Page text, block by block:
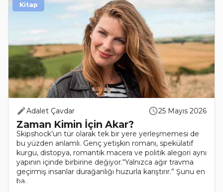
Adalet Çavdar 25 Mayıs 2026
Zaman Kimin İçin Akar?
Skipshock’un tür olarak tek bir yere yerleşmemesi de
bu yüzden anlamlı. Genç yetişkin romanı, spekülatif
kurgu, distopya, romantik macera ve politik alegori aynı
yapının içinde birbirine değiyor.“Yalnızca ağır travma
geçirmiş insanlar durağanlığı huzurla karıştırır.” Şunu en
ba..
Kitap